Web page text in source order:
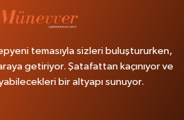
temasıyla sizleri buluştururken,
getiriyor. Şatafattan kaçınıyor ve
bir altyapı sunuyor.